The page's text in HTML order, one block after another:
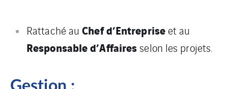
Rattaché auChef d’Entrepriseet au
Responsable d’Affaires selon les projets.